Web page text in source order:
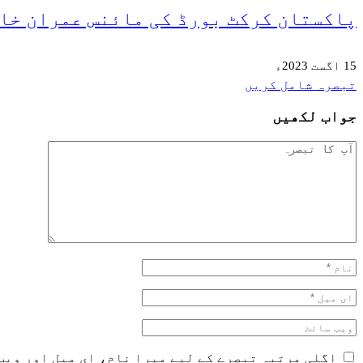
پاکستان کرکٹ بورڈ کی مائنس عمران
15 اگست 2023ء
تبصرہ شامل کریں
جواب لکھیں
اگلی مرتبہ تبصرے کے لیے میرا نام، ای میل اور